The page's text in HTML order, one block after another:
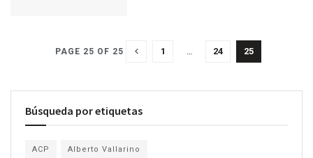
PAGE 25 OF 25 1 24 25
Búsqueda por etiquetas
ACP Alberto Vallarino